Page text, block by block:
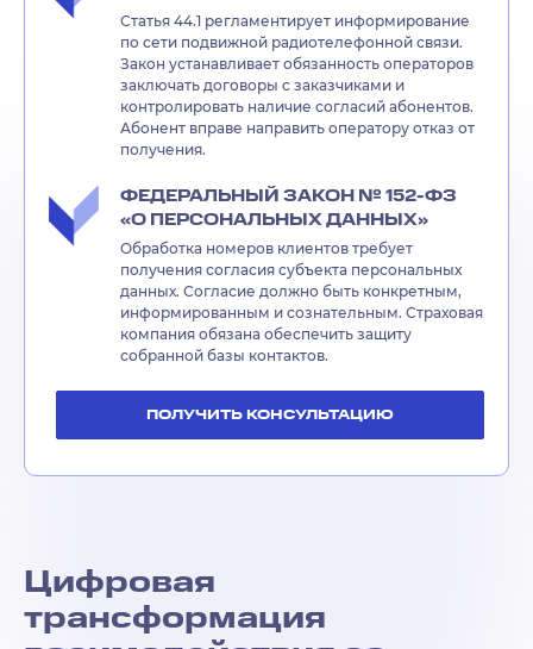
Статья 44.1 регламентирует информирование
по сети подвижной радиотелефонной связи.
Закон устанавливает обязанность операторов
заключать договоры с заказчиками и
контролировать наличие согласий абонентов.
Абонент вправе направить оператору отказ от
получения.
ФЕДЕРАЛЬНЫЙ ЗАКОН № 152-ФЗ
«О ПЕРСОНАЛЬНЫХ ДАННЫХ»
Обработка номеров клиентов требует
получения согласия субъекта персональных
данных. Согласие должно быть конкретным,
информированным и сознательным. Страховая
компания обязана обеспечить защиту
собранной базы контактов.
ПОЛУЧИТЬ КОНСУЛЬТАЦИЮ
Цифровая
трансформация